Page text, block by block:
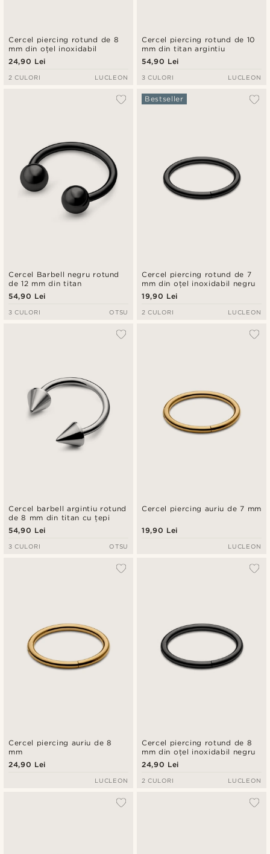
Cercel piercing rotund de 8
mm din oțel inoxidabil
24,90 Lei
2 CULORI LUCLEON
Cercel piercing rotund de 10
mm din titan argintiu
54,90 Lei
3 CULORI LUCLEON
Cercel Barbell negru rotund
de 12 mm din titan
54,90 Lei
3 CULORI OTSU
Cercel piercing rotund de 7
mm din oțel inoxidabil negru
Bestseller
19,90 Lei
2 CULORI LUCLEON
Cercel barbell argintiu rotund
de 8 mm din titan cu țepi
54,90 Lei
3 CULORI OTSU
Cercel piercing auriu de 7 mm
19,90 Lei
LUCLEON
Cercel piercing auriu de 8
mm
24,90 Lei
LUCLEON
Cercel piercing rotund de 8
mm din oțel inoxidabil negru
24,90 Lei
2 CULORI LUCLEON